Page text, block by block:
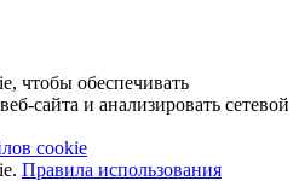
чтобы обеспечивать
сайта и анализировать сетевой
cookie
Правила использования